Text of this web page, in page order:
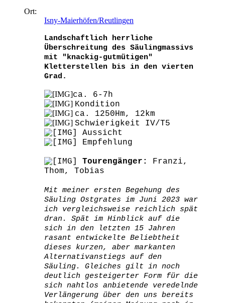
Ort:
Isny-Maierhöfen/Reutlingen
Landschaftlich herrliche
Überschreitung des Säulingmassivs
mit "knackig-gutmütigen"
Kletterstellen bis in den vierten
Grad.
ca. 6-7h
Kondition
ca. 1250Hm, 12km
Schwierigkeit IV/T5
Aussicht
Empfehlung
Tourengänger: Franzi,
Thom, Tobias
Mit meiner ersten Begehung des
Säuling Ostgrates im Juni 2023 war
ich vergleichsweise reichlich spät
dran. Spät im Hinblick auf die
sich in den letzten 15 Jahren
rasant entwickelte Beliebtheit
dieses kurzen, aber markanten
Alternativanstiegs auf den
Säuling. Gleiches gilt in noch
deutlich gesteigerter Form für die
sich nahtlos anbietende veredelnde
Verlängerung über den uns bereits